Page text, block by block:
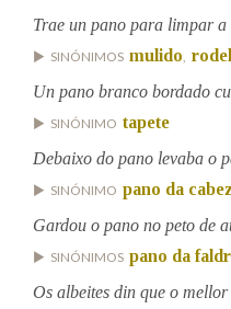
Contén
BUSCAR NO CONTIDO
Nos exemplos
Trae un pano para limpar a
SINÓNIMOS mulido,
Un pano branco bordado
SINÓNIMO tapete
Debaixo do pano levaba o
SINÓNIMO pano da
Gardou o pano no peto de
SINÓNIMOS pano da
Os albeites din que o